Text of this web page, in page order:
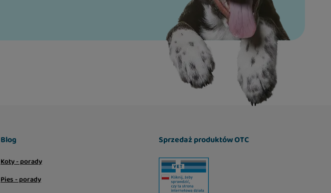
Blog
Koty - porady
Pies - porady
Sprzedaż produktów OTC